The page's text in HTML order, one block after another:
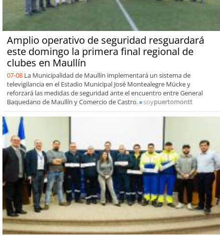
Amplio operativo de seguridad resguardará
este domingo la primera final regional de
clubes en Maullín
07-08 La Municipalidad de Maullín implementará un sistema de
televigilancia en el Estadio Municipal José Montealegre Mücke y
reforzará las medidas de seguridad ante el encuentro entre General
Baquedano de Maullín y Comercio de Castro.
soypuertomontt